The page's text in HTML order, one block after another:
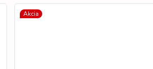
Akcia